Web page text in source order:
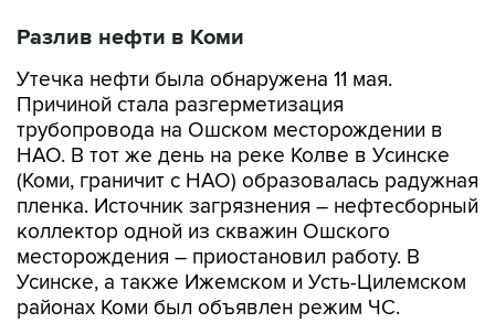
Разлив нефти в Коми
Утечка нефти была обнаружена 11 мая.
Причиной стала разгерметизация
трубопровода на Ошском месторождении в
НАО. В тот же день на реке Колве в Усинске
(Коми, граничит с НАО) образовалась радужная
пленка. Источник загрязнения – нефтесборный
коллектор одной из скважин Ошского
месторождения – приостановил работу. В
Усинске, а также Ижемском и Усть-Цилемском
районах Коми был объявлен режим ЧС.